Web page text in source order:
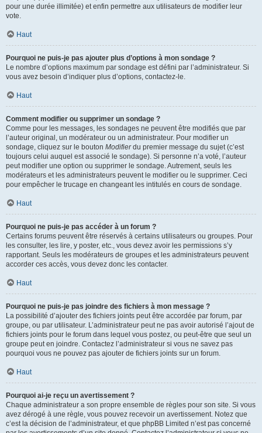
pour une durée illimitée) et enfin permettre aux utilisateurs de modifier leur
vote.
Haut
Pourquoi ne puis-je pas ajouter plus d’options à mon sondage ?
Le nombre d’options maximum par sondage est défini par l’administrateur. Si
vous avez besoin d’indiquer plus d’options, contactez-le.
Haut
Comment modifier ou supprimer un sondage ?
Comme pour les messages, les sondages ne peuvent être modifiés que par
l’auteur original, un modérateur ou un administrateur. Pour modifier un
sondage, cliquez sur le bouton Modifierdu premier message du sujet (c’est
toujours celui auquel est associé le sondage). Si personne n’a voté, l’auteur
peut modifier une option ou supprimer le sondage. Autrement, seuls les
modérateurs et les administrateurs peuvent le modifier ou le supprimer. Ceci
pour empêcher le trucage en changeant les intitulés en cours de sondage.
Haut
Pourquoi ne puis-je pas accéder à un forum ?
Certains forums peuvent être réservés à certains utilisateurs ou groupes. Pour
les consulter, les lire, y poster, etc., vous devez avoir les permissions s’y
rapportant. Seuls les modérateurs de groupes et les administrateurs peuvent
accorder ces accès, vous devez donc les contacter.
Haut
Pourquoi ne puis-je pas joindre des fichiers à mon message ?
La possibilité d’ajouter des fichiers joints peut être accordée par forum, par
groupe, ou par utilisateur. L’administrateur peut ne pas avoir autorisé l’ajout de
fichiers joints pour le forum dans lequel vous postez, ou peut-être que seul un
groupe peut en joindre. Contactez l’administrateur si vous ne savez pas
pourquoi vous ne pouvez pas ajouter de fichiers joints sur un forum.
Haut
Pourquoi ai-je reçu un avertissement ?
Chaque administrateur a son propre ensemble de règles pour son site. Si vous
avez dérogé à une règle, vous pouvez recevoir un avertissement. Notez que
c’est la décision de l’administrateur, et que phpBB Limited n’est pas concerné